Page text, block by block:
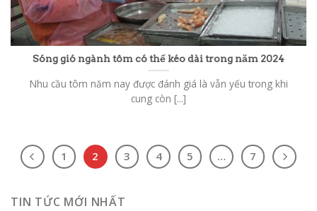
Sóng gió ngành tôm có thể kéo dài trong năm 2024
Nhu cầu tôm năm nay được đánh giá là vẫn yếu trong khi
cung còn [...]
1 2 3 4 5 … 7
TIN TỨC MỚI NHẤT